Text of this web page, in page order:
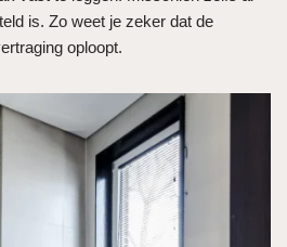
is. Zo weet je zeker dat de
oploopt.